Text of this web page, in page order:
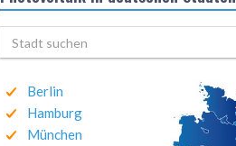
Berlin
Hamburg
München